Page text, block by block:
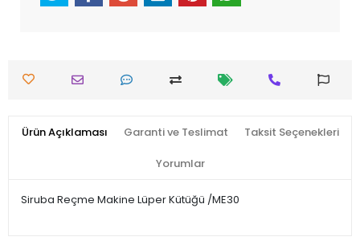
Ürün Açıklaması Garanti ve Teslimat Taksit Seçenekleri
Yorumlar
Siruba Reçme Makine Lüper Kütüğü /ME30